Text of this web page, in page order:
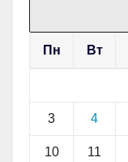
Пн Вт
3 4
10 11